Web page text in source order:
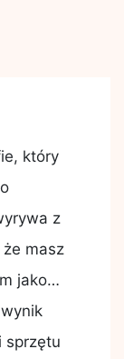
który
z
masz
jako…
sprzętu